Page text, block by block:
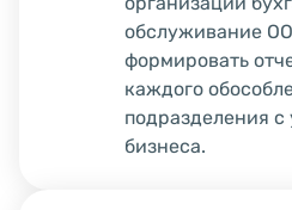
обслуживание
формировать
каждого
подразделения
бизнеса.